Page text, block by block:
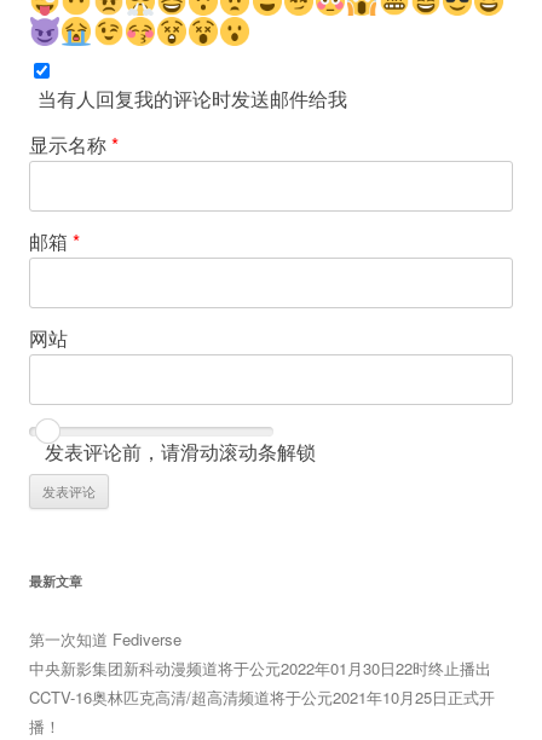
当有人回复我的评论时发送邮件给我
显示名称*
邮箱 *
网站
发表评论前，请滑动滚动条解锁
最新文章
第一次知道 Fediverse
中央新影集团新科动漫频道将于公元2022年01月30日22时终止播出
CCTV-16奥林匹克高清/超高清频道将于公元2021年10月25日正式开
播！